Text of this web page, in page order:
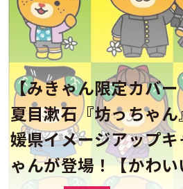
【みきゃん限定カバ
夏目漱石『坊っちゃ
媛県イメージアップ
ゃんが登場！【かわ